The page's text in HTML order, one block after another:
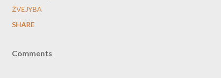
ŽVEJYBA
SHARE
Comments